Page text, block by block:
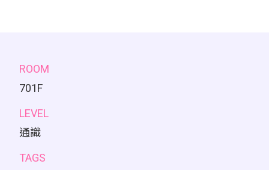
ROOM
701F
LEVEL
通識
TAGS